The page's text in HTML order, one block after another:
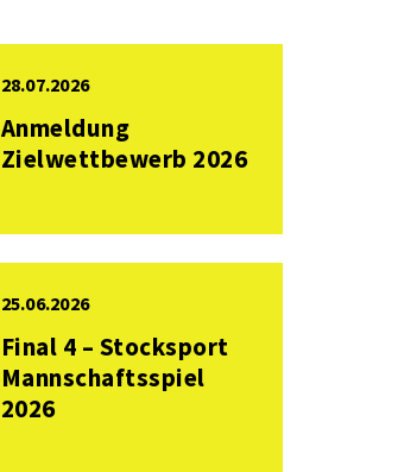
28.07.2026
Anmeldung
Zielwettbewerb 2026
25.06.2026
Final 4 – Stocksport
Mannschaftsspiel
2026